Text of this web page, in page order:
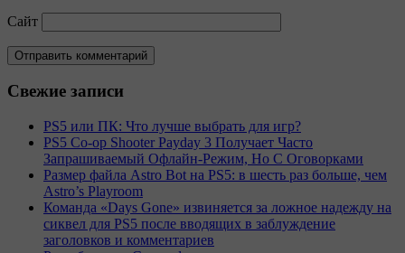
Сайт
Свежие записи
PS5 или ПК: Что лучше выбрать для игр?
PS5 Co-op Shooter Payday 3 Получает Часто
Запрашиваемый Офлайн-Режим, Но С Оговорками
Размер файла Astro Bot на PS5: в шесть раз больше, чем
Astro’s Playroom
Команда «Days Gone» извиняется за ложное надежду на
сиквел для PS5 после вводящих в заблуждение
заголовков и комментариев